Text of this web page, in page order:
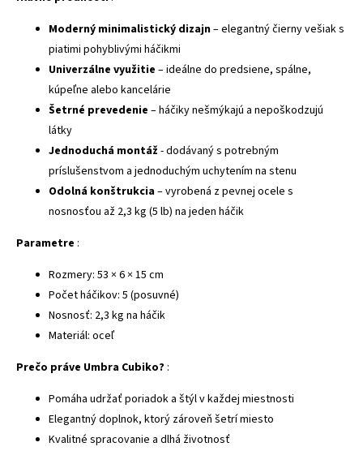
Moderný minimalistický dizajn– elegantný čierny vešiak s
piatimi pohyblivými háčikmi
Univerzálne využitie – ideálne do predsiene, spálne,
kúpeľne alebo kancelárie
Šetrné prevedenie – háčiky nešmýkajú a nepoškodzujú
látky
Jednoduchá montáž - dodávaný s potrebným
príslušenstvom a jednoduchým uchytením na stenu
Odolná konštrukcia– vyrobená z pevnej ocele s
nosnosťou až 2,3 kg (5 lb) na jeden háčik
Parametre :
Rozmery: 53 × 6 × 15 cm
Počet háčikov: 5 (posuvné)
Nosnosť: 2,3 kg na háčik
Materiál: oceľ
Prečo práve Umbra Cubiko? :
Pomáha udržať poriadok a štýl v každej miestnosti
Elegantný doplnok, ktorý zároveň šetrí miesto
Kvalitné spracovanie a dlhá životnosť